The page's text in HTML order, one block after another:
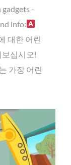
-
info:
대한 어린
보십시오!
가장 어린